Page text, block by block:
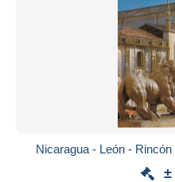
Nicaragua - León -
±